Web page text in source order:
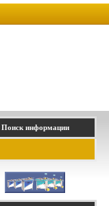
Поиск информации